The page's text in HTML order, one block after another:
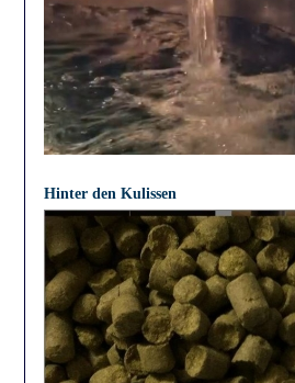
Hinter den Kulissen